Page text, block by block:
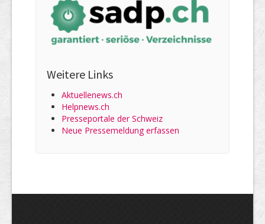
Weitere Links
Aktuellenews.ch
Helpnews.ch
Presseportale der Schweiz
Neue Pressemeldung erfassen